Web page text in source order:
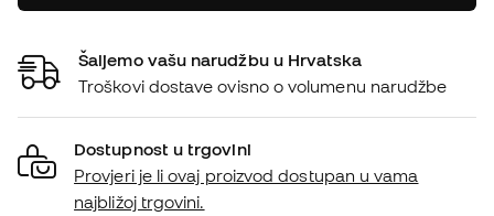
Šaljemo vašu narudžbu u Hrvatska
Troškovi dostave ovisno o volumenu narudžbe
Dostupnost u trgovini
Provjeri je li ovaj proizvod dostupan u vama
najbližoj trgovini.